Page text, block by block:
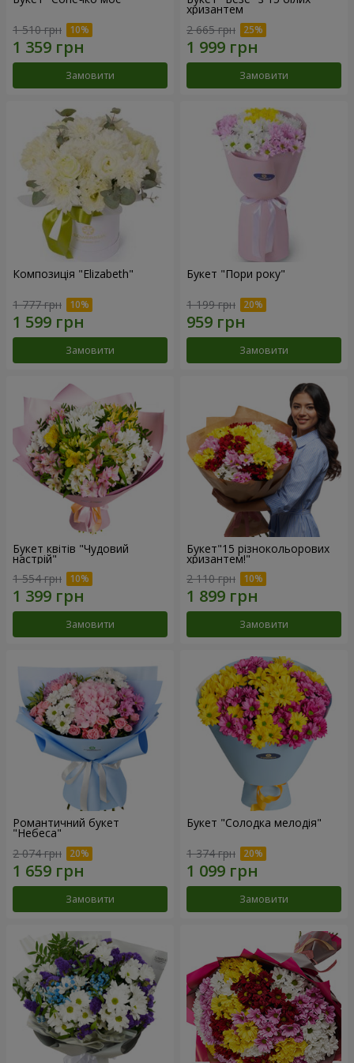
1 510 грн
Замовити
хризантем
2 665 грн
Замовити
Композиція "Elizabeth"
1 777 грн
Замовити
Букет "Пори року"
1 199 грн
Замовити
Букет квітів "Чудовий
настрій"
1 554 грн
Замовити
Букет"15 різнокольорових
хризантем!"
2 110 грн
Замовити
Романтичний букет
"Небеса"
2 074 грн
Замовити
Букет "Солодка мелодія"
1 374 грн
Замовити